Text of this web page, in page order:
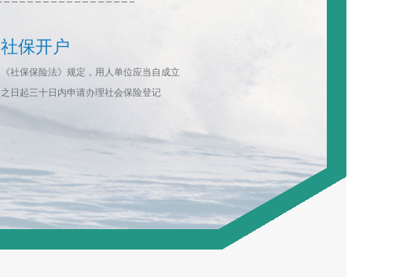
社保开户
《社保保险法》规定，用人单位应当自成立
之日起三十日内申请办理社会保险登记